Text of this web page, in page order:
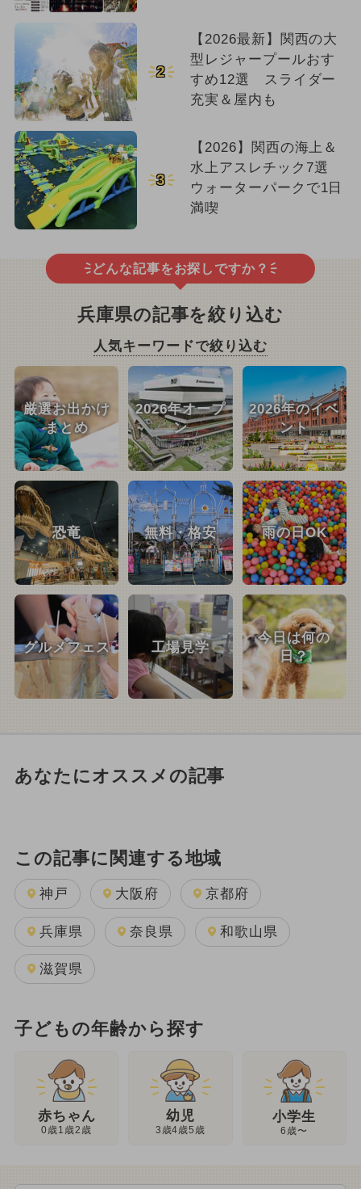
2
【2026最新】関西の大
型レジャープールおす
すめ12選 スライダー
充実＆屋内も
3
【2026】関西の海上＆
水上アスレチック7選
ウォーターパークで1日
満喫
どんな記事をお探しですか？
兵庫県の記事を絞り込む
人気キーワードで絞り込む
厳選お出かけ
まとめ
2026年オープ
ン
2026年のイベ
ント
恐竜 無料・格安 雨の日OK
グルメフェス 工場見学
今日は何の
日？
あなたにオススメの記事
この記事に関連する地域
神戸 大阪府 京都府
兵庫県 奈良県 和歌山県
滋賀県
子どもの年齢から探す
赤ちゃん
0歳1歳2歳
幼児
3歳4歳5歳
小学生
6歳〜